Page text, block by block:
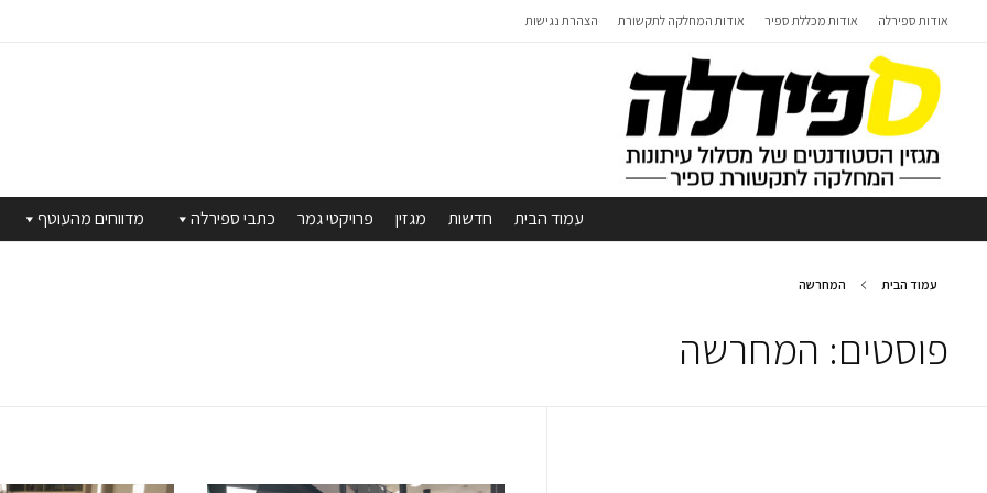
אודות ספירלה אודות מכללת ספיר אודות המחלקה לתקשורת הצהרת נגישות
עמוד הבית חדשות מגזין פרויקטי גמר כתבי ספירלה מדווחים מהעוטף
עמוד הבית המחרשה
פוסטים: המחרשה